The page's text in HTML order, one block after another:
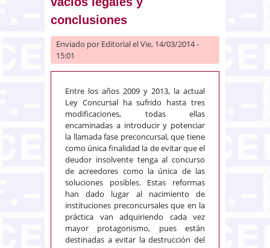
conclusiones
Enviado por Editorialel Vie, 14/03/2014 -
15:01
Entre los años 2009 y 2013, la actual
Ley Concursal ha sufrido hasta tres
modificaciones, todas ellas
encaminadas a introducir y potenciar
la llamada fase preconcursal, que tiene
como única finalidad la de evitar que el
deudor insolvente tenga al concurso
de acreedores como la única de las
soluciones posibles. Estas reformas
han dado lugar al nacimiento de
instituciones preconcursales que en la
práctica van adquiriendo cada vez
mayor protagonismo, pues están
destinadas a evitar la destrucción del